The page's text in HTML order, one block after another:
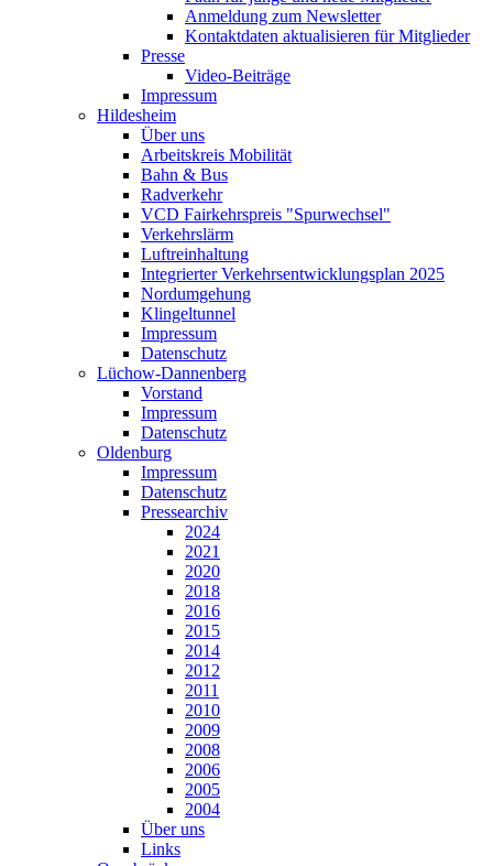
Anmeldung zum Newsletter
Kontaktdaten aktualisieren für Mitglieder
Presse
Video-Beiträge
Impressum
Hildesheim
Über uns
Arbeitskreis Mobilität
Bahn & Bus
Radverkehr
VCD Fairkehrspreis "Spurwechsel"
Verkehrslärm
Luftreinhaltung
Integrierter Verkehrsentwicklungsplan 2025
Nordumgehung
Klingeltunnel
Impressum
Datenschutz
Lüchow-Dannenberg
Vorstand
Impressum
Datenschutz
Oldenburg
Impressum
Datenschutz
Pressearchiv
2024
2021
2020
2018
2016
2015
2014
2012
2011
2010
2009
2008
2006
2005
2004
Über uns
Links